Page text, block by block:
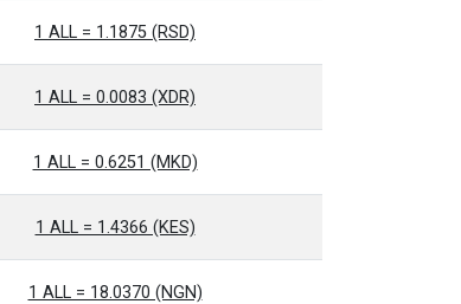
1 ALL = 1.1875 (RSD)
1 ALL = 0.0083 (XDR)
1 ALL = 0.6251 (MKD)
1 ALL = 1.4366 (KES)
1 ALL = 18.0370 (NGN)